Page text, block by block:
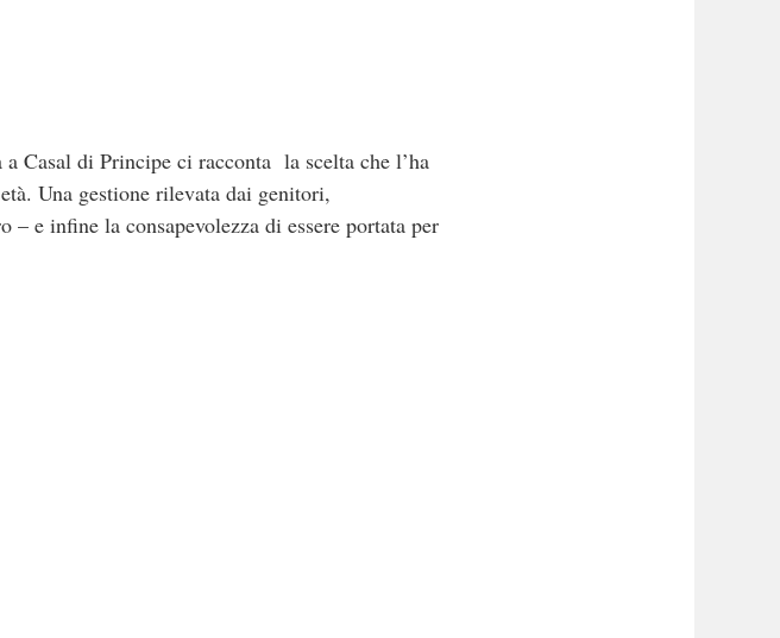
Casal di Principe ci racconta la scelta che l’ha
Una gestione rilevata dai genitori,
e infine la consapevolezza di essere portata per